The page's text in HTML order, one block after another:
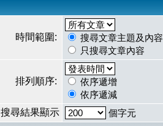
時間範圍:
搜尋文章主題及內容
只搜尋文章內容
排列順序:
依序遞增
依序遞減
搜尋結果顯示 個字元